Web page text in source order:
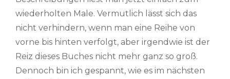
wiederholten Male. Vermutlich lässt sich das
nicht verhindern, wenn man eine Reihe von
vorne bis hinten verfolgt, aber irgendwie ist der
Reiz dieses Buches nicht mehr ganz so groß.
Dennoch bin ich gespannt, wie es im nächsten